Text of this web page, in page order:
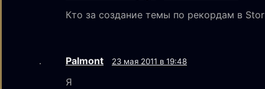
Кто за создание темы по рекордам в
Palmont 23 мая 2011 в 19:48
Я